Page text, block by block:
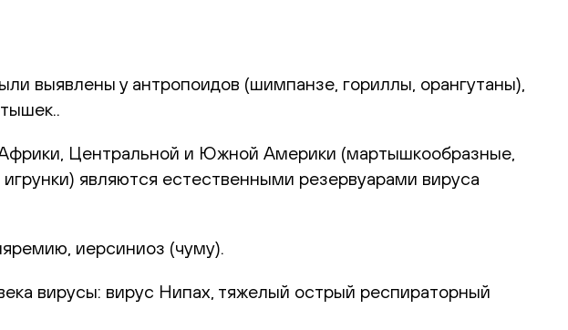
выявлены у антропоидов (шимпанзе, гориллы, орангутаны),
Центральной и Южной Америки (мартышкообразные,
являются естественными резервуарами вируса
иерсиниоз (чуму).
вирусы: вирус Нипах, тяжелый острый респираторный